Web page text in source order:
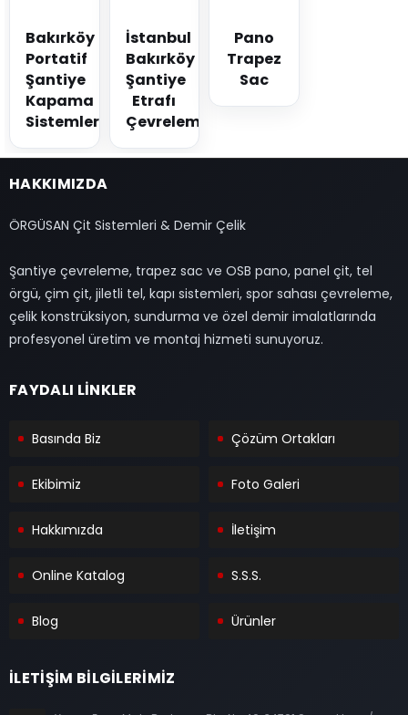
Bakırköy
Portatif
Şantiye
Kapama
Sistemleri
İstanbul
Bakırköy
Şantiye
Etrafı
Çevreleme
Pano
Trapez
Sac
HAKKIMIZDA
ÖRGÜSAN Çit Sistemleri & Demir Çelik
Şantiye çevreleme, trapez sac ve OSB pano, panel çit, tel
örgü, çim çit, jiletli tel, kapı sistemleri, spor sahası çevreleme,
çelik konstrüksiyon, sundurma ve özel demir imalatlarında
profesyonel üretim ve montaj hizmeti sunuyoruz.
FAYDALI LİNKLER
Basında Biz Çözüm Ortakları
Ekibimiz Foto Galeri
Hakkımızda İletişim
Online Katalog S.S.S.
Blog Ürünler
İLETİŞİM BİLGİLERİMİZ